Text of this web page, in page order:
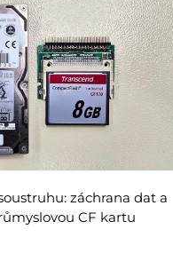
záchrana dat a
CF kartu